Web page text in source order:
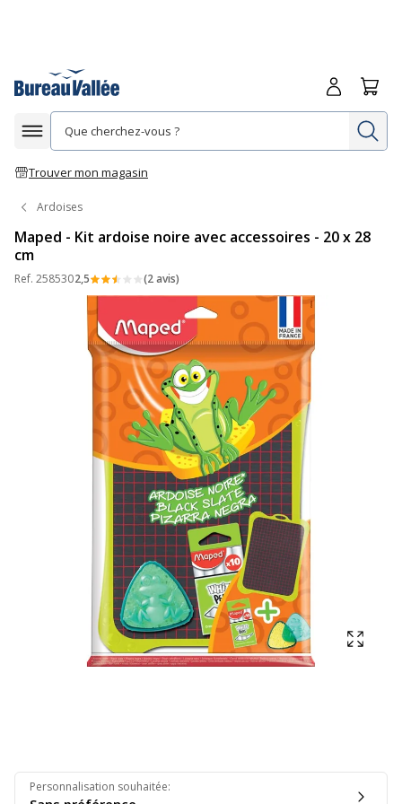
Afficher la navigation
Trouver mon magasin
Me
Ardoises
Maped - Kit ardoise noire avec accessoires - 20 x 28
cm
Ref. 2585302,5 (2 avis)
Personnalisation souhaitée: